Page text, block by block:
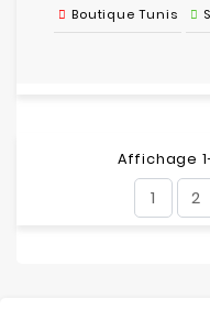
Boutique Tunis
Affichage
1 2